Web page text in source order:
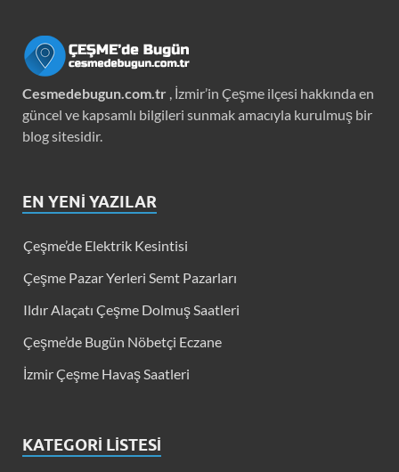
Cesmedebugun.com.tr , İzmir’in Çeşme ilçesi hakkında en
güncel ve kapsamlı bilgileri sunmak amacıyla kurulmuş bir
blog sitesidir.
EN YENI YAZILAR
Çeşme’de Elektrik Kesintisi
Çeşme Pazar Yerleri Semt Pazarları
Ildır Alaçatı Çeşme Dolmuş Saatleri
Çeşme’de Bugün Nöbetçi Eczane
İzmir Çeşme Havaş Saatleri
KATEGORI LISTESI